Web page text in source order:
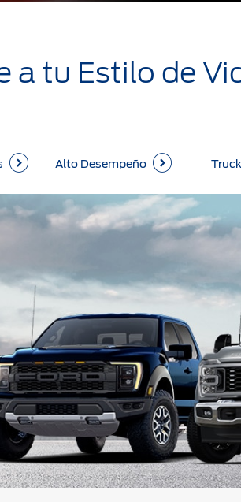
a tu Estilo de
Alto Desempeño